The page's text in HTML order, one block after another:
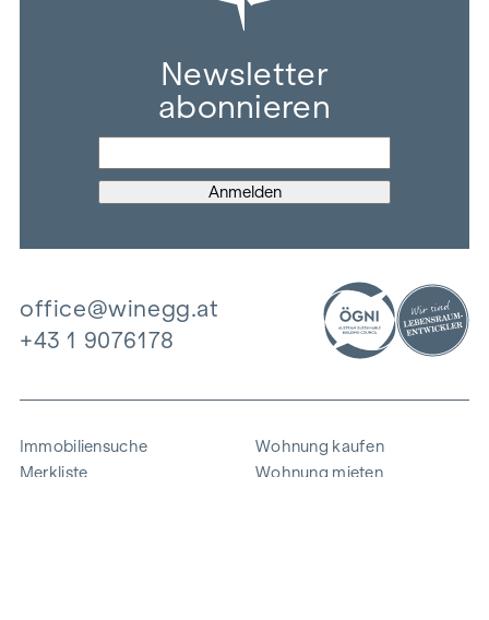
Newsletter
abonnieren
office@winegg.at
+43 1 9076178
Immobiliensuche
Merkliste
Wohnung kaufen
Wohnung mieten